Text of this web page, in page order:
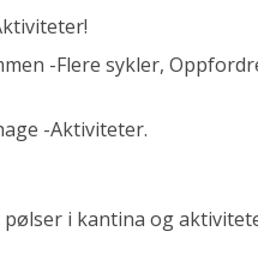
-Flere sykler,
-Aktiviteter.
pølser i kantina og